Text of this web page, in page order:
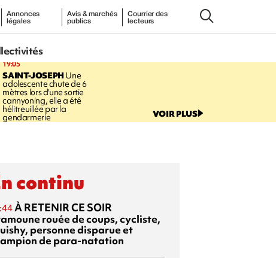
Annonces
légales
Avis & marchés
publics
Courrier des
lecteurs
19:05
SAINT-JOSEPHUne
adolescente chute de 6
mètres lors d'une sortie
cannyoning, elle a été
hélitreuillée par la
gendarmerie VOIR PLUS
continu
À RETENIR CE SOIR
rouée de coups, cycliste,
personne disparue et
de para-natation